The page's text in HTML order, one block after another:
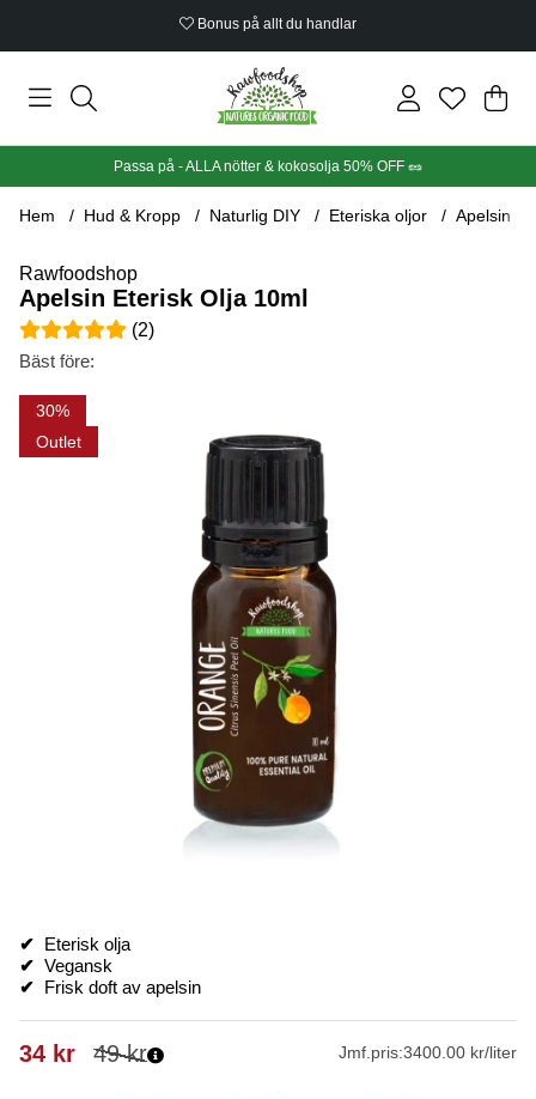
Bonus på allt du handlar
Din
.
Passa på - ALLA nötter & kokosolja 50% OFF 🥜
Hem Hud & Kropp Naturlig DIY Eteriska oljor Apelsin
Rawfoodshop
Apelsin Eterisk Olja 10ml
Medelbetyg 5 av 5 Antal betyg 2
(2)
Bäst före:
30
Outlet
Produktbilder Apelsin Eterisk Olja 10ml
✔ Eterisk olja
✔ Vegansk
✔
Frisk doft av apelsin
49kr
34 kr Jmf.pris:3400.00 kr/liter